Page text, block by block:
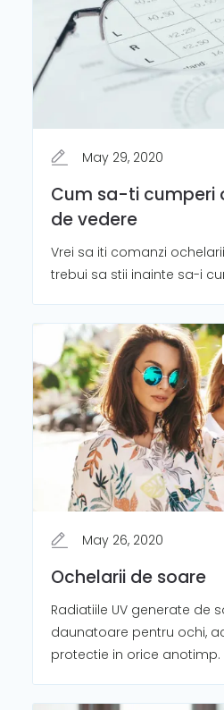
May 29, 2020
Cum sa-ti cumperi
de vedere
Vrei sa iti comanzi
trebui sa stii inainte sa-i
May 26, 2020
Ochelarii de soare
Radiatiile UV generate de
daunatoare pentru ochi,
protectie in orice anotimp.